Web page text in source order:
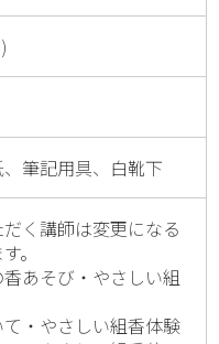
筆記用具、白靴下
く講師は変更になる
。
香あそび・やさしい組
て・やさしい組香体験